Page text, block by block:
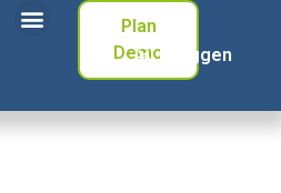
Plan
DemoInloggen